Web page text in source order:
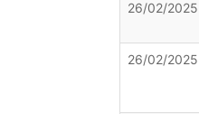
26/02/2025
26/02/2025